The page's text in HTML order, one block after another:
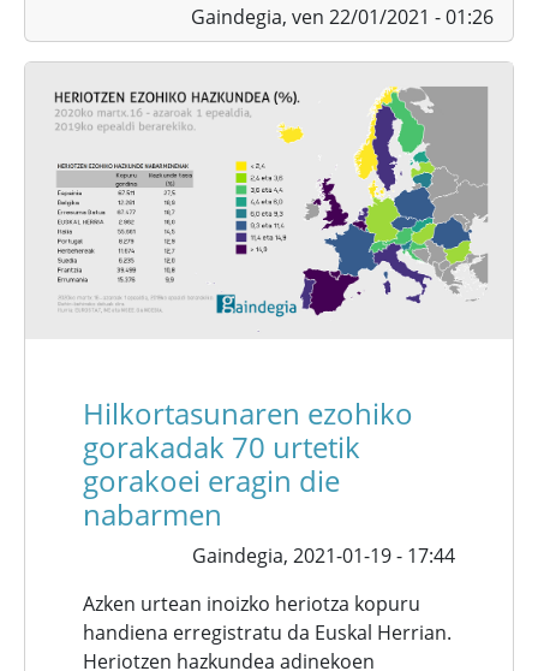
Gaindegia, ven 22/01/2021 - 01:26
Hilkortasunaren ezohiko
gorakadak 70 urtetik
gorakoei eragin die
nabarmen
Gaindegia, 2021-01-19 - 17:44
Azken urtean inoizko heriotza kopuru
handiena erregistratu da Euskal Herrian.
Heriotzen hazkundea adinekoen